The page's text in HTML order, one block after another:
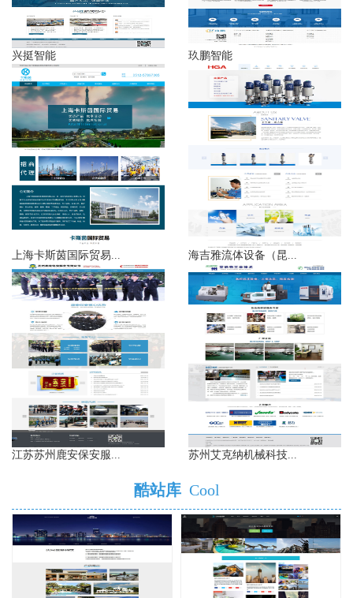
兴挺智能 玖鹏智能
上海卡斯茵国际贸易... 海吉雅流体设备（昆...
江苏苏州鹿安保安服... 苏州艾克纳机械科技...
酷站库 Cool